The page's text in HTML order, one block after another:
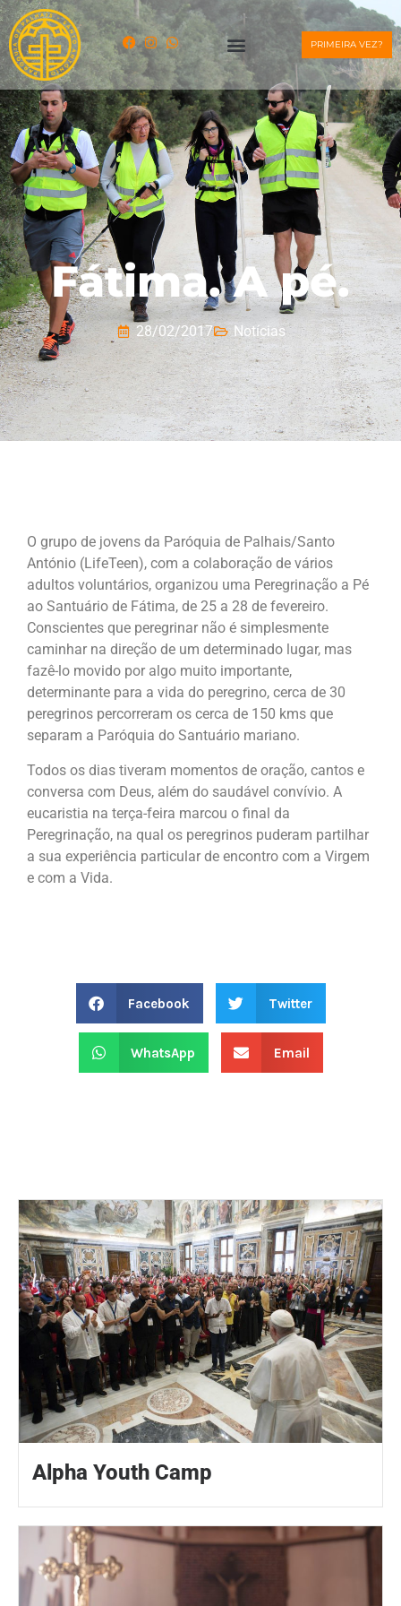
PRIMEIRA VEZ?
Fátima. A pé.
28/02/2017 Notícias
O grupo de jovens da Paróquia de Palhais/Santo
António (LifeTeen), com a colaboração de vários
adultos voluntários, organizou uma Peregrinação a Pé
ao Santuário de Fátima, de 25 a 28 de fevereiro.
Conscientes que peregrinar não é simplesmente
caminhar na direção de um determinado lugar, mas
fazê-lo movido por algo muito importante,
determinante para a vida do peregrino, cerca de 30
peregrinos percorreram os cerca de 150 kms que
separam a Paróquia do Santuário mariano.
Todos os dias tiveram momentos de oração, cantos e
conversa com Deus, além do saudável convívio. A
eucaristia na terça-feira marcou o final da
Peregrinação, na qual os peregrinos puderam partilhar
a sua experiência particular de encontro com a Virgem
e com a Vida.
Facebook Twitter
WhatsApp Email
Alpha Youth Camp